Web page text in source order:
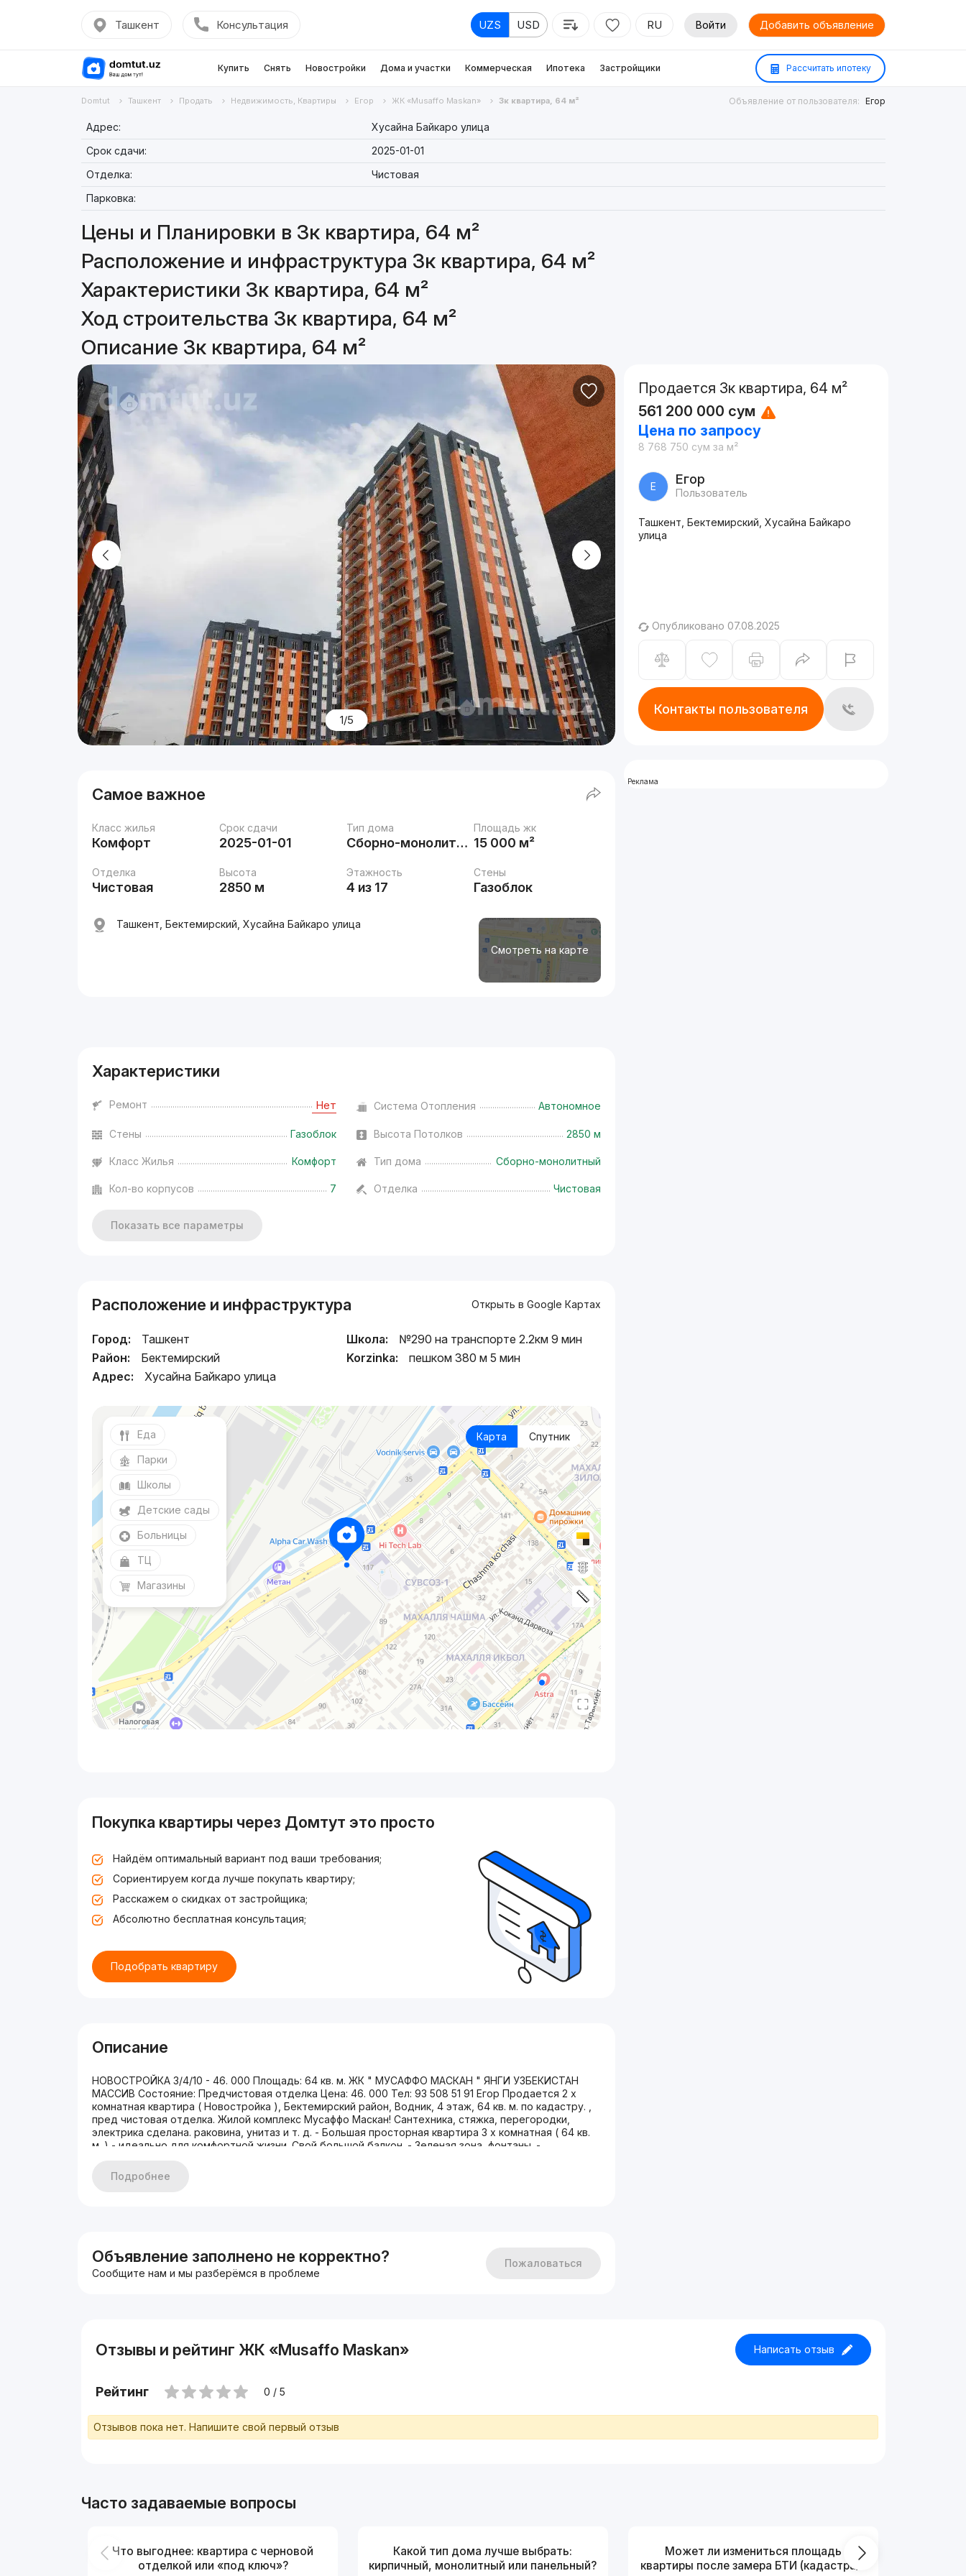
Ташкент Консультация UZS USD RU Войти Добавить объявление
Купить Снять Новостройки Дома и участки Коммерческая Ипотека Застройщики Рассчитать ипотеку
Domtut Ташкент Продать Недвижимость, Квартиры Егор ЖК «Musaffo Maskan» 3к квартира, 64 м² Объявление от пользователя: Егор
Адрес:
Хусайна Байкаро улица
Срок сдачи:
2025-01-01
Отделка:
Чистовая
Парковка:
Цены и Планировки в 3к квартира, 64 м²
Расположение и инфраструктура 3к квартира, 64 м²
Характеристики 3к квартира, 64 м²
Ход строительства 3к квартира, 64 м²
Описание 3к квартира, 64 м²
1/5
Самое важное
Класс жилья
Комфорт
Срок сдачи
2025-01-01
Тип дома
Сборно-монолитный
Площадь жк
15 000 м²
Отделка
Чистовая
Высота
2850 м
Этажность
4 из 17
Стены
Газоблок
Смотреть на карте
Ташкент, Бектемирский, Хусайна Байкаро улица
Характеристики
Ремонт Нет Система Отопления Автономное
Стены Газоблок Высота Потолков 2850 м
Класс Жилья Комфорт Тип дома Сборно-монолитный
Кол-во корпусов 7 Отделка Чистовая
Показать все параметры
Расположение и инфраструктура Открыть в Google Картах
Город:
Ташкент
Район:
Бектемирский
Адрес:
Хусайна Байкаро улица
Школа:
№290 на транспорте 2.2км 9 мин
Korzinka:
пешком 380 м 5 мин
Карта Спутник
Еда
Парки
Школы
Детские сады
Больницы
ТЦ
Магазины
Покупка квартиры через Домтут это просто
Найдём оптимальный вариант под ваши требования;
Сориентируем когда лучше покупать квартиру;
Расскажем о скидках от застройщика;
Абсолютно бесплатная консультация;
Подобрать квартиру
Описание
НОВОСТРОЙКА 3/4/10 - 46. 000 Площадь: 64 кв. м. ЖК " МУСАФФО МАСКАН " ЯНГИ УЗБЕКИСТАН
МАССИВ Состояние: Предчистовая отделка Цена: 46. 000 Тел: 93 508 51 91 Егор Продается 2 х
комнатная квартира ( Новостройка ), Бектемирский район, Водник, 4 этаж, 64 кв. м. по кадастру. ,
пред чистовая отделка. Жилой комплекс Мусаффо Маскан! Сантехника, стяжка, перегородки,
электрика сделана. раковина, унитаз и т. д. - Большая просторная квартира 3 х комнатная ( 64 кв.
м. ) - идеально для комфортной жизни. Свой большой балкон. - Зеленая зона, фонтаны. -
- красивый вид из окна и свежий воздух. - Современный жилой комплекс - развитая
инфраструктура и все необходимое рядом. Спокойные, все дружные соседи. Кадастр имеется!
Подробнее
Объявление заполнено не корректно?
Сообщите нам и мы разберёмся в проблеме
Пожаловаться
Продается 3к квартира, 64 м²
561 200 000 сум
Цена по запросу
8 768 750 сум за м²
Е Егор
Пользователь
Ташкент, Бектемирский, Хусайна Байкаро
улица
Опубликовано 07.08.2025
Контакты пользователя
Реклама
Отзывы и рейтинг ЖК «Musaffo Maskan» Написать отзыв
Рейтинг 0 / 5
Отзывов пока нет. Напишите свой первый отзыв
Часто задаваемые вопросы
Что выгоднее: квартира с черновой
отделкой или «под ключ»?
Какой тип дома лучше выбрать:
кирпичный, монолитный или панельный?
Может ли измениться площадь
квартиры после замера БТИ (кадастра)?